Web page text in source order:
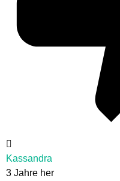
Kassandra
3 Jahre her